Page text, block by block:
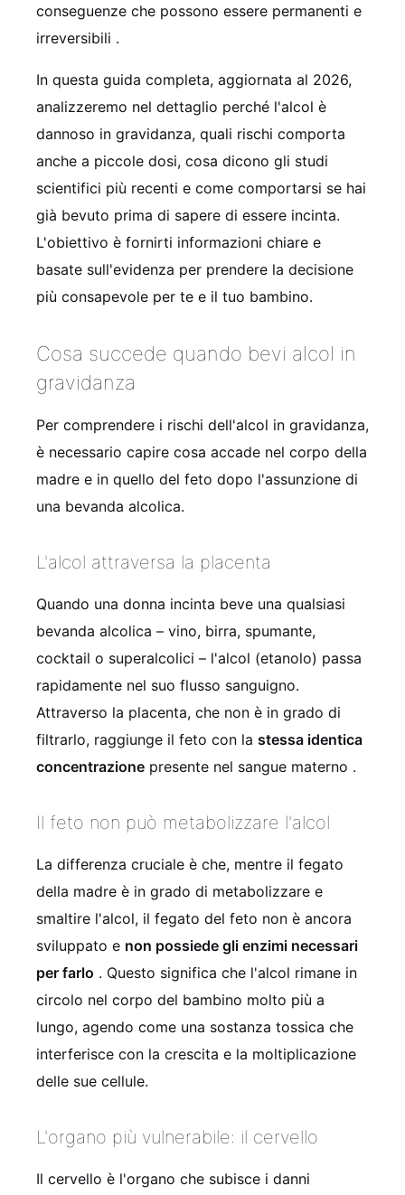
conseguenze che possono essere permanenti e
irreversibili .
In questa guida completa, aggiornata al 2026,
analizzeremo nel dettaglio perché l'alcol è
dannoso in gravidanza, quali rischi comporta
anche a piccole dosi, cosa dicono gli studi
scientifici più recenti e come comportarsi se hai
già bevuto prima di sapere di essere incinta.
L'obiettivo è fornirti informazioni chiare e
basate sull'evidenza per prendere la decisione
più consapevole per te e il tuo bambino.
Cosa succede quando bevi alcol in
gravidanza
Per comprendere i rischi dell'alcol in gravidanza,
è necessario capire cosa accade nel corpo della
madre e in quello del feto dopo l'assunzione di
una bevanda alcolica.
L'alcol attraversa la placenta
Quando una donna incinta beve una qualsiasi
bevanda alcolica – vino, birra, spumante,
cocktail o superalcolici – l'alcol (etanolo) passa
rapidamente nel suo flusso sanguigno.
Attraverso la placenta, che non è in grado di
filtrarlo, raggiunge il feto con la stessa identica
concentrazione presente nel sangue materno .
Il feto non può metabolizzare l'alcol
La differenza cruciale è che, mentre il fegato
della madre è in grado di metabolizzare e
smaltire l'alcol, il fegato del feto non è ancora
sviluppato e non possiede gli enzimi necessari
per farlo . Questo significa che l'alcol rimane in
circolo nel corpo del bambino molto più a
lungo, agendo come una sostanza tossica che
interferisce con la crescita e la moltiplicazione
delle sue cellule.
L'organo più vulnerabile: il cervello
Il cervello è l'organo che subisce i danni